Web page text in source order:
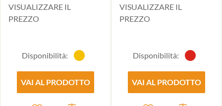
VISUALIZZARE IL
PREZZO
Disponibilità:
VAI AL PRODOTTO
VISUALIZZARE IL
PREZZO
Disponibilità:
VAI AL PRODOTTO